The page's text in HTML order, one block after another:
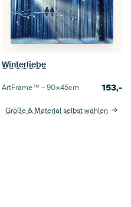
Winterliebe
ArtFrame™ –90×45cm 153,-
Größe & Material selbst wählen